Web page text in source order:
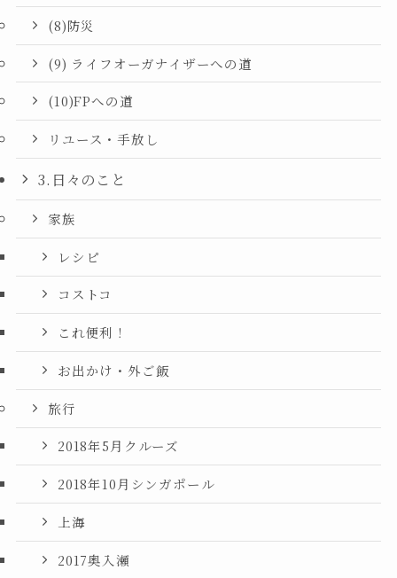
(8)防災
(9) ライフオーガナイザーへの道
(10)FPへの道
リユース・手放し
3.日々のこと
家族
レシピ
コストコ
これ便利！
お出かけ・外ご飯
旅行
2018年5月クルーズ
2018年10月シンガポール
上海
2017奥入瀬